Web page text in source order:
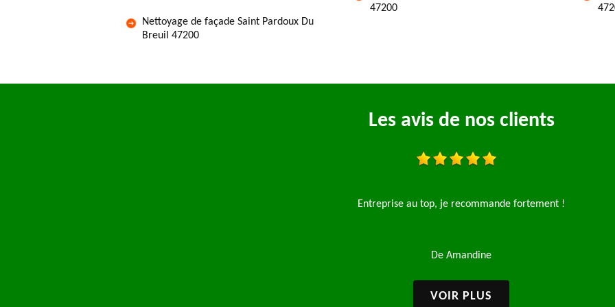
Nettoyage de façade Saint Pardoux Du
Breuil 47200
47200
Les avis de nos clients
Entreprise au top, je recommande fortement !
De Amandine
VOIR PLUS